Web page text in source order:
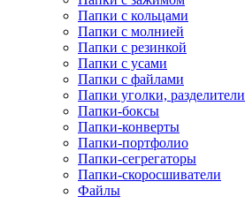
Папки с кольцами
Папки с молнией
Папки с резинкой
Папки с усами
Папки с файлами
Папки уголки, разделители
Папки-боксы
Папки-конверты
Папки-портфолио
Папки-сегрегаторы
Папки-скоросшиватели
Файлы